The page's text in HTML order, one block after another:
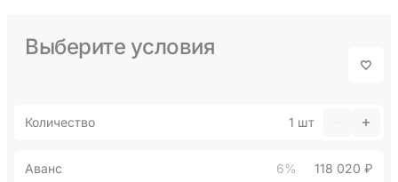
Выберите условия
Количество 1 шт
Аванс 6% 118 020 ₽